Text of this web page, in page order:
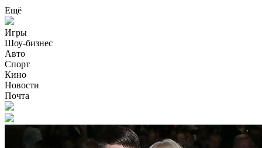
Ещё
Игры
Шоу-бизнес
Авто
Спорт
Кино
Новости
Почта